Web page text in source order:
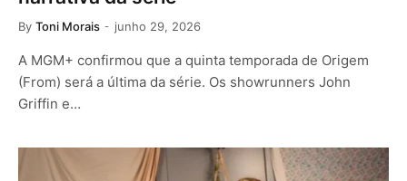
By Toni Morais junho 29, 2026
A MGM+ confirmou que a quinta temporada de Origem
(From) será a última da série. Os showrunners John
Griffin e…